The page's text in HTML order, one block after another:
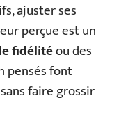
ajuster ses
perçue est un
fidélitéou des
pensés font
faire grossir